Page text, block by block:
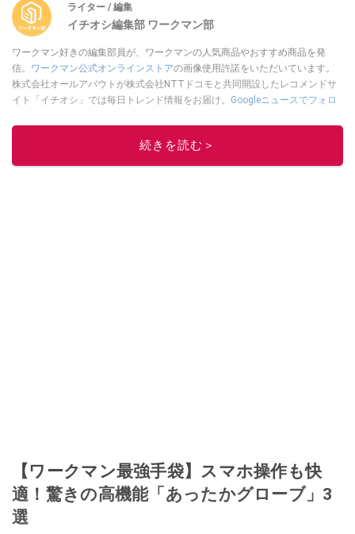
ライター / 編集
イチオシ編集部 ワークマン部
ワークマン好きの編集部員が、ワークマンの人気商品やおすすめ商品を発
信。 ワークマン公式オンラインストアの画像使用許諾をいただいています。
株式会社オールアバウトが株式会社NTTドコモと共同開設したレコメンドサ
イト「イチオシ」では毎日トレンド情報をお届け。 Googleニュースでフォロ
このイチオシストの他の記事を読む
続きを読む＞
【ワークマン最強手袋】スマホ操作も快
適！驚きの高機能「あったかグローブ」3
選